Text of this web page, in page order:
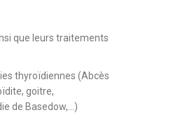
que leurs traitements
thyroïdiennes (Abcès
goitre,
de Basedow,…)